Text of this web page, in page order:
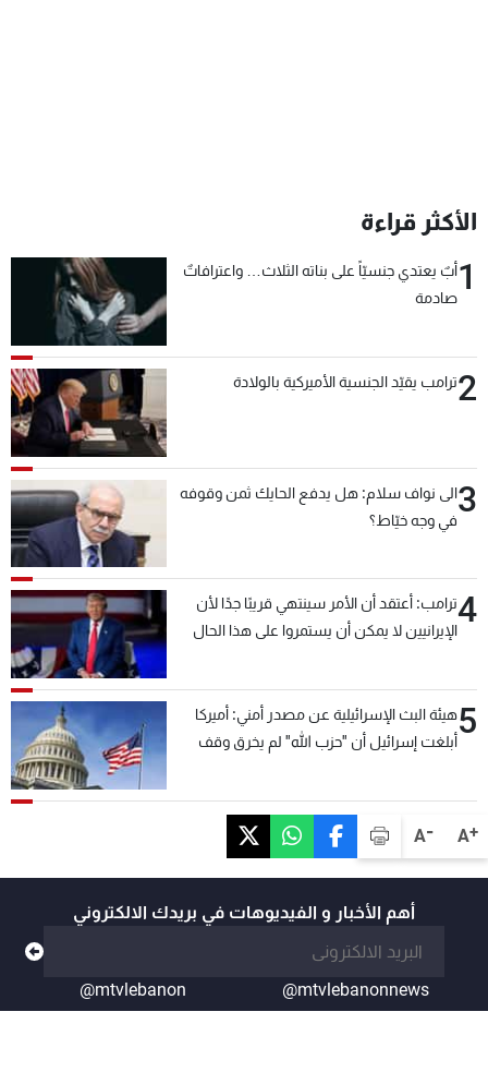
A+
A-
الأكثر قراءة
1أبٌ يعتدي جنسيّاً على بناته الثلاث… واعترافاتٌ
صادمة
2ترامب يقيّد الجنسية الأميركية بالولادة
3الى نواف سلام: هل يدفع الحايك ثمن وقوفه
في وجه خيّاط؟
4ترامب: أعتقد أن الأمر سينتهي قريبًا جدًا لأن
الإيرانيين لا يمكن أن يستمروا على هذا الحال
5هيئة البث الإسرائيلية عن مصدر أمني: أميركا
أبلغت إسرائيل أن "حزب الله" لم يخرق وقف
أهم الأخبار و الفيديوهات في بريدك الالكتروني
@mtvlebanonnews
@mtvlebanon